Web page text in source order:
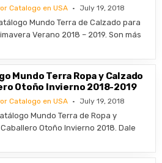
Catalogo en USA July 19, 2018
Mundo Terra de Calzado para
Verano 2018 – 2019. Son más
Mundo Terra Ropa y Calzado
Otoño Invierno 2018-2019
Catalogo en USA July 19, 2018
Mundo Terra de Ropa y
Otoño Invierno 2018. Dale